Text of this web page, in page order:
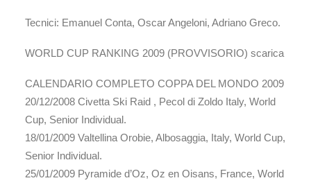
Tecnici: Emanuel Conta, Oscar Angeloni, Adriano Greco.
WORLD CUP RANKING 2009 (PROVVISORIO) scarica
CALENDARIO COMPLETO COPPA DEL MONDO 2009
20/12/2008 Civetta Ski Raid , Pecol di Zoldo Italy, World
Cup, Senior Individual.
18/01/2009 Valtellina Orobie, Albosaggia, Italy, World Cup,
Senior Individual.
25/01/2009 Pyramide d’Oz, Oz en Oisans, France, World